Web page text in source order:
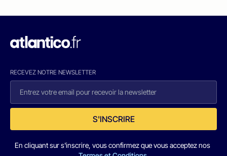
RECEVEZ NOTRE NEWSLETTER
S'INSCRIRE
En cliquant sur s'inscrire, vous confirmez que vous acceptez nos